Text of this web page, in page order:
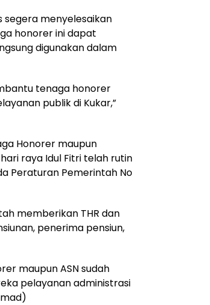
segera menyelesaikan
honorer ini dapat
digunakan dalam
tenaga honorer
publik di Kukar,”
Honorer maupun
raya Idul Fitri telah rutin
Peraturan Pemerintah No
memberikan THR dan
penerima pensiun,
maupun ASN sudah
pelayanan administrasi